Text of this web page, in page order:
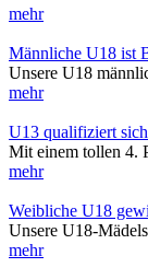
mehr
Männliche U18 ist
Unsere U18
mehr
U13 qualifiziert
Mit einem tollen 4.
mehr
Weibliche U18
Unsere U18-
mehr